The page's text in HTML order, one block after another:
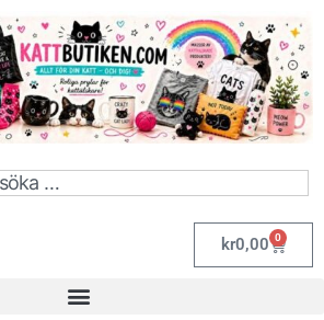
kr0,00 0